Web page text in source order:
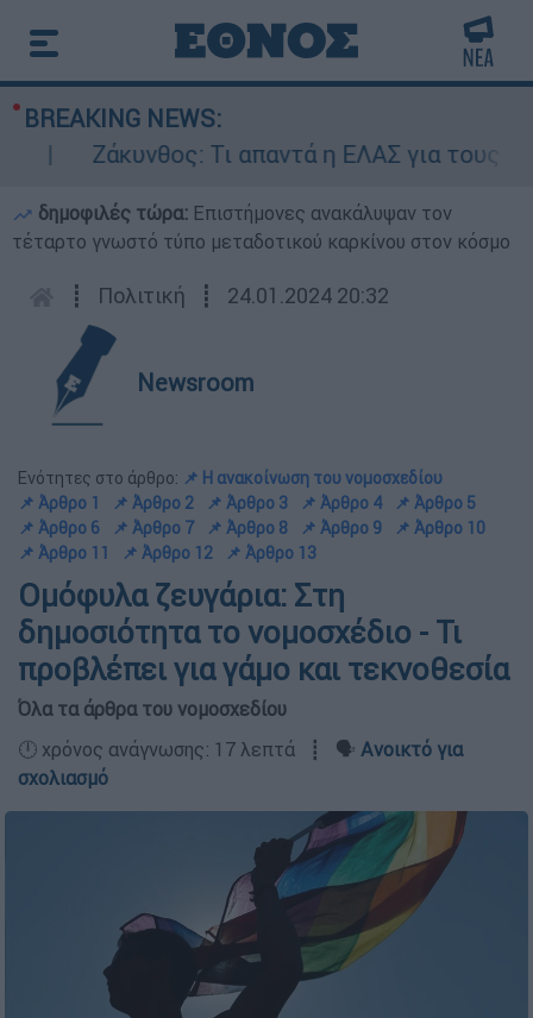
BREAKING NEWS:
Τι απαντά η ΕΛΑΣ για τους 8 βιασμούς
δημοφιλές τώρα: Επιστήμονες ανακάλυψαν τον
τέταρτο γνωστό τύπο μεταδοτικού καρκίνου στον κόσμο
┋ Πολιτική ┋ 24.01.2024 20:32
Newsroom
Ενότητες στο άρθρο: 📌 Η ανακοίνωση του νομοσχεδίου
📌 Άρθρο 1
📌 Άρθρο 2 📌 Άρθρο 3 📌 Άρθρο 4
📌 Άρθρο 5
📌 Άρθρο 6
📌 Άρθρο 7 📌 Άρθρο 8 📌 Άρθρο 9
📌 Άρθρο 10
📌 Άρθρο 11
📌 Άρθρο 12 📌 Άρθρο 13
Ομόφυλα ζευγάρια: Στη
δημοσιότητα το νομοσχέδιο - Τι
προβλέπει για γάμο και τεκνοθεσία
Όλα τα άρθρα του νομοσχεδίου
🕛 χρόνος ανάγνωσης: 17 λεπτά ┋ 🗣️ Ανοικτό για
σχολιασμό